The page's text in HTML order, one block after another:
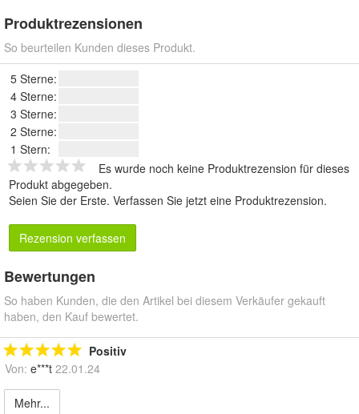
Produktrezensionen
So beurteilen Kunden dieses Produkt.
5 Sterne:
4 Sterne:
3 Sterne:
2 Sterne:
1 Stern:
Es wurde noch keine Produktrezension für dieses
Produkt abgegeben.
Seien Sie der Erste. Verfassen Sie jetzt eine Produktrezension.
Rezension verfassen
Bewertungen
So haben Kunden, die den Artikel bei diesem Verkäufer gekauft
haben, den Kauf bewertet.
Positiv
Von: e***t 22.01.24
Mehr...